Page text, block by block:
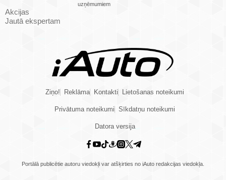
uzņēmumiem
Akcijas
Jautā ekspertam
Ziņo! Reklāma Kontakti Lietošanas noteikumi
Privātuma noteikumi Sīkdatņu noteikumi
Datora versija
Portālā publicētie autoru viedokļi var atšķirties no iAuto redakcijas viedokļa.